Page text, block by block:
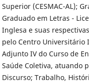
Superior (CESMAC-AL);
Graduado em Letras -
Inglesa e suas
pelo Centro Universitário
Adjunto IV do Curso de
Saúde Coletiva, atuando
Discurso; Trabalho,